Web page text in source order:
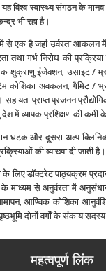
स्‍वास्‍थ्‍य संगठन के मानव
भी रहा है।
से एक है जहां उर्वरता
तथा गर्भ निरोध की
शुक्राणु इंजेक्‍शन, उसाइट
कोशिका अवकलन, गैमिट
प्राप्‍त प्रजनन
देश में व्‍यापक प्रशिक्षण की
घटक और दूसरा अल्‍प
की व्‍याख्‍या दी जाती है।
लिए डॉक्‍टरेट पाठ्यक्रम
के माध्‍यम से अनुर्वरता में
आण्विक कोशिका
दोनों वर्गों के संकाय
महत्वपूर्ण लिंक